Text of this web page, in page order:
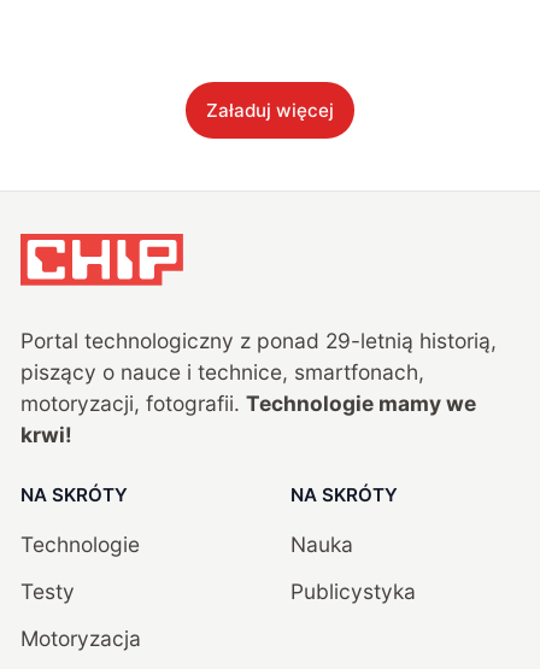
Załaduj więcej
Portal technologiczny z ponad 29-letnią historią,
piszący o nauce i technice, smartfonach,
motoryzacji, fotografii. Technologie mamy we
krwi!
NA SKRÓTY
Technologie
Testy
Motoryzacja
NA SKRÓTY
Nauka
Publicystyka